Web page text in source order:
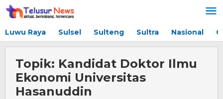
Lewati
ke
Luwu Raya Sulsel Sulteng Sultra Nasional
Topik: Kandidat Doktor Ilmu
Ekonomi Universitas
Hasanuddin